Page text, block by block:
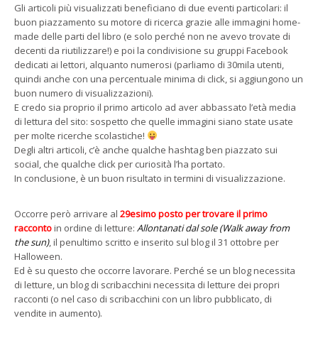
Gli articoli più visualizzati beneficiano di due eventi particolari: il
buon piazzamento su motore di ricerca grazie alle immagini home-
made delle parti del libro (e solo perché non ne avevo trovate di
decenti da riutilizzare!) e poi la condivisione su gruppi Facebook
dedicati ai lettori, alquanto numerosi (parliamo di 30mila utenti,
quindi anche con una percentuale minima di click, si aggiungono un
buon numero di visualizzazioni).
E credo sia proprio il primo articolo ad aver abbassato l’età media
di lettura del sito: sospetto che quelle immagini siano state usate
per molte ricerche scolastiche!
Degli altri articoli, c’è anche qualche hashtag ben piazzato sui
social, che qualche click per curiosità l’ha portato.
In conclusione, è un buon risultato in termini di visualizzazione.
Occorre però arrivare al 29esimo posto per trovare il primo
raccontoin ordine di letture: Allontanati dal sole (Walk away from
the sun), il penultimo scritto e inserito sul blog il 31 ottobre per
Halloween.
Ed è su questo che occorre lavorare. Perché se un blog necessita
di letture, un blog di scribacchini necessita di letture dei propri
racconti (o nel caso di scribacchini con un libro pubblicato, di
vendite in aumento).